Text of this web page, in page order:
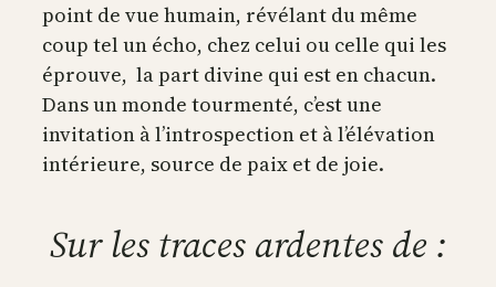
point de vue humain, révélant du même
coup tel un écho, chez celui ou celle qui les
éprouve, la part divine qui est en chacun.
Dans un monde tourmenté, c’est une
invitation à l’introspection et à l’élévation
intérieure, source de paix et de joie.
Sur les traces ardentes de :